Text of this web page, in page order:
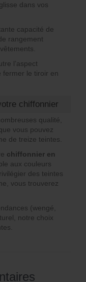
dans vos
capacité de
rangement
l’aspect
fermer le tiroir en
chiffonnier
qualité,
vous pouvez
de treize teintes.
chiffonnier en
aux couleurs
des teintes
vous trouverez
(wengé,
notre choix